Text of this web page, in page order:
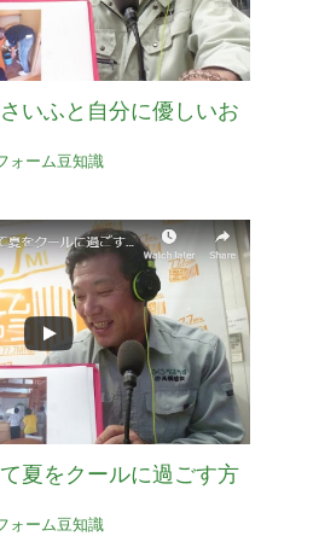
いふと自分に優しいお
ォーム豆知識
夏をクールに過ごす方
ォーム豆知識